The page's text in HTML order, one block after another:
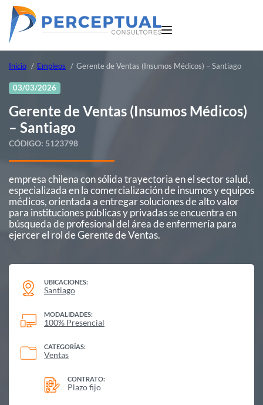
Inicio Empleos Gerente de Ventas (Insumos Médicos) – Santiago
03/03/2026
Gerente de Ventas (Insumos Médicos)
– Santiago
CÓDIGO: 5123798
empresa chilena con sólida trayectoria en el sector salud,
especializada en la comercialización de insumos y equipos
médicos, orientada a entregar soluciones de alto valor
para instituciones públicas y privadas se encuentra en
búsqueda de profesional del área de enfermería para
ejercer el rol de Gerente de Ventas.
UBICACIONES:
Santiago
MODALIDADES:
100% Presencial
CATEGORÍAS:
Ventas
CONTRATO:
Plazo fijo